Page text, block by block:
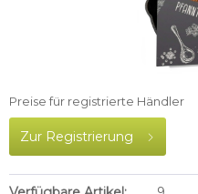
Preise für registrierte Händler
Zur Registrierung